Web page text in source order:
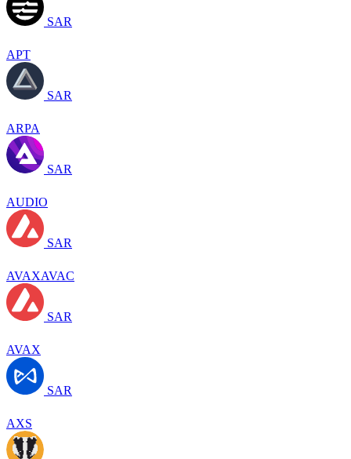
SAR
APT
SAR
ARPA
SAR
AUDIO
SAR
AVAXAVAC
SAR
AVAX
SAR
AXS